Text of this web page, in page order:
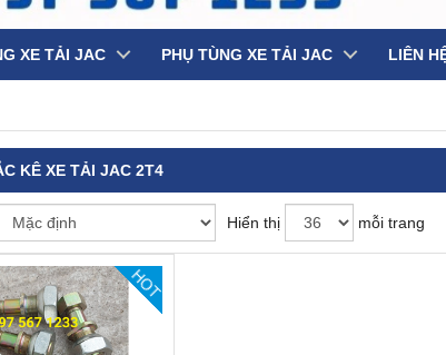
XE TẢI JAC PHỤ TÙNG XE TẢI JAC LIÊN
KÊ XE TẢI JAC 2T4
Hiển thị mỗi trang
HOT